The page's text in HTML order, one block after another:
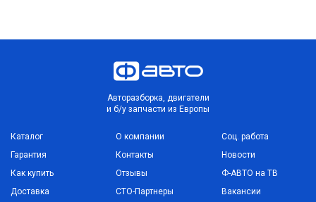
Авторазборка, двигатели
и б/у запчасти из Европы
Каталог
Гарантия
Как купить
Доставка
О компании
Контакты
Отзывы
СТО-Партнеры
Соц. работа
Новости
Ф-АВТО на ТВ
Вакансии